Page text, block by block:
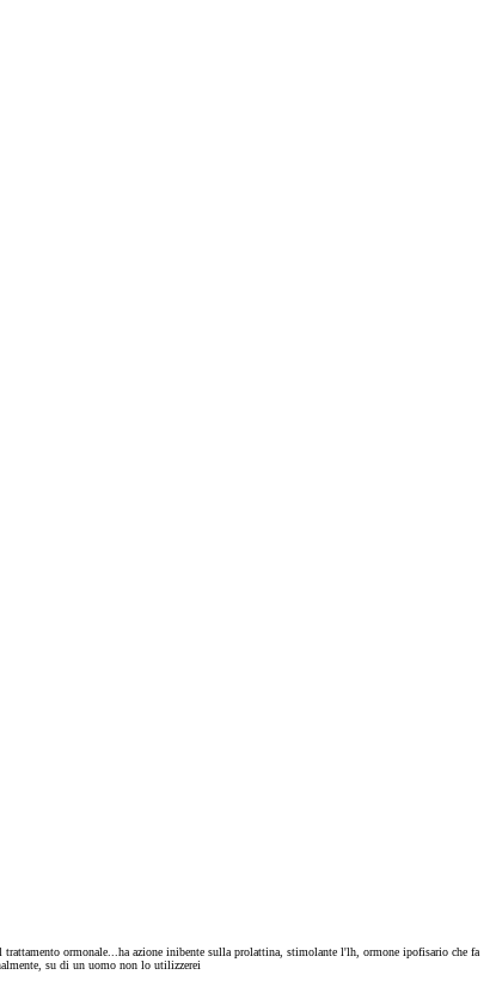
ormonale...ha azione inibente sulla prolattina, stimolante l'lh, ormone ipofisario che fa
su di un uomo non lo utilizzerei